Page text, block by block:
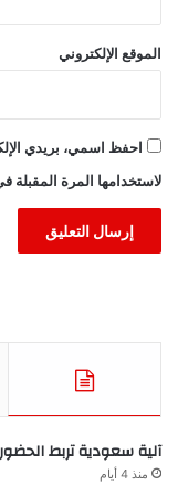
الموقع الإلكتروني
احفظ اسمي، بريدي
لاستخدامها المرة المقبلة
آلية سعودية تربط الحضور
منذ 4 أيام